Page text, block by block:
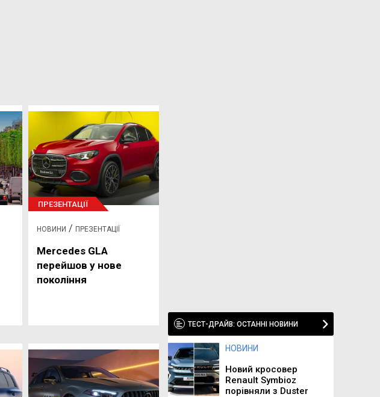
ПРЕЗЕНТАЦІЇ
НОВИНИ / ПРЕЗЕНТАЦІЇ
Mercedes GLA
перейшов у нове
покоління
ТЕСТ-ДРАЙВ: ОСТАННІ НОВИНИ
НОВИНИ
Новий кросовер
Renault Symbioz
порівняли з Duster